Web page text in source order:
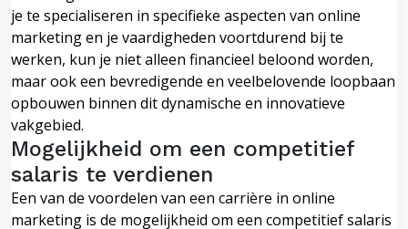
je te specialiseren in specifieke aspecten van online
marketing en je vaardigheden voortdurend bij te
werken, kun je niet alleen financieel beloond worden,
maar ook een bevredigende en veelbelovende loopbaan
opbouwen binnen dit dynamische en innovatieve
vakgebied.
Mogelijkheid om een competitief
salaris te verdienen
Een van de voordelen van een carrière in online
marketing is de mogelijkheid om een competitief salaris